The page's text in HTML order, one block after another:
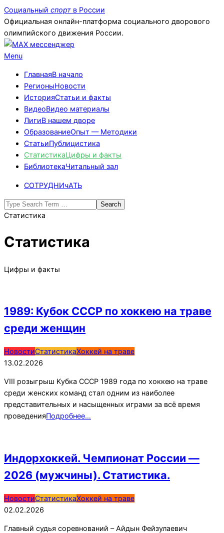
Skip
to
content
Социальный спорт в России
Официальная онлайн-платформа социального дворового
олимпийского движения России.
Primary
Menu
Menu
ГлавнаяВ начало
РегионыНовости
ИсторияСтатьи и факты
ВидеоВидео материалы
ЛигиВ нашем дворе
ОбразованиеОпыт — Методики
СтатьиПублицистика
СтатистикаЦифры и факты
БиблиотекаЧитальный зал
СОТРУДНИчАТЬ
Search
Статистика
Статистика
Цифры и факты
1989: Кубок СССР по хоккею на траве
среди женщин
2026-
02-
НовостиСтатистикаХоккей на траве
13.02.2026
VIII розыгрыш Kубкa CCCP 1989 года по хоккею на траве
среди женских команд стал одним из наиболее
представительных и насыщенных играми за всё время
проведенияПодробнее…
Индорхоккей. Чемпионат России —
2026 (мужчины). Статистика.
2026-
02-
НовостиСтатистикаХоккей на траве
02.02.2026
Главный судья соревнований – Айдын Фейзулаевич